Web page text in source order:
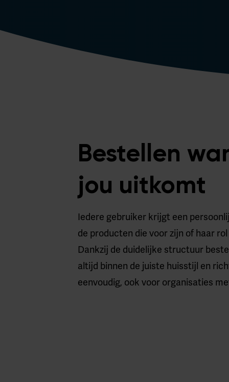
Bestellen
jou uitkomt
Iedere gebruiker krijgt een
de producten die voor zijn of haar
Dankzij de duidelijke structuur
altijd binnen de juiste huisstijl en
eenvoudig, ook voor organisaties